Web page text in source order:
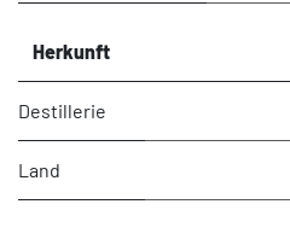
Herkunft
Destillerie
Land